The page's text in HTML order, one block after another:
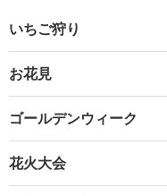
いちご狩り
お花見
ゴールデンウィーク
花火大会